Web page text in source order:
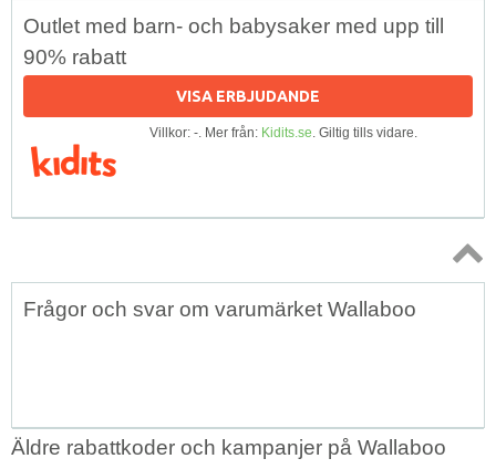
Outlet med barn- och babysaker med upp till
90% rabatt
VISA ERBJUDANDE
Villkor: -. Mer från: Kidits.se. Giltig tills vidare.
Topp
Frågor och svar om varumärket Wallaboo
Äldre rabattkoder och kampanjer på Wallaboo